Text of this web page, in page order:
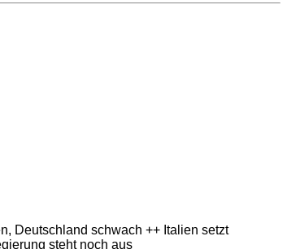
Deutschland schwach ++ Italien setzt
steht noch aus